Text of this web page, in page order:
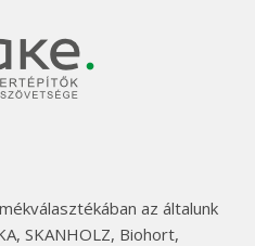
az általunk
SKANHOLZ, Biohort,